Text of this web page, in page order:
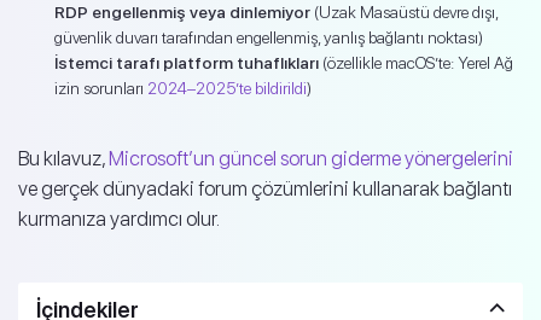
RDP engellenmiş veya dinlemiyor (Uzak Masaüstü devre dışı,
güvenlik duvarı tarafından engellenmiş, yanlış bağlantı noktası)
İstemci tarafı platform tuhaflıkları (özellikle macOS’te: Yerel Ağ
izin sorunları 2024–2025’te bildirildi)
Bu kılavuz,Microsoft’un güncel sorun giderme yönergelerini
ve gerçek dünyadaki forum çözümlerini kullanarak bağlantı
kurmanıza yardımcı olur.
İçindekiler